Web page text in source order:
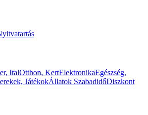
ItalOtthon, KertElektronikaEgészség,
JátékokÁllatok SzabadidőDiszkont